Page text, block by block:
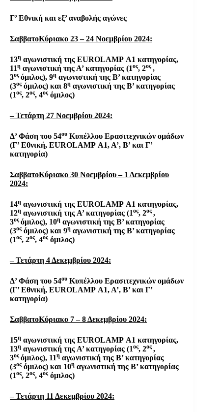
Γ’ Εθνική και εξ’ αναβολής αγώνες
ΣαββατοΚύριακο 23 – 24 Νοεμβρίου 2024:
13η αγωνιστική της EUROLAMP Α1 κατηγορίας,
11η αγωνιστική της Α’ κατηγορίας (1ος, 2ος ,
3ος όμιλος), 9η αγωνιστική της Β’ κατηγορίας
(3ος όμιλος) και 8η αγωνιστική της Β’ κατηγορίας
(1ος, 2ος, 4ος όμιλος)
– Τετάρτη 27 Νοεμβρίου 2024:
Δ’ Φάση του 54ου Κυπέλλου Ερασιτεχνικών ομάδων
(Γ’ Εθνική, EUROLAMP Α1, Α’, Β’ και Γ’
κατηγορία)
ΣαββατοΚύριακο 30 Νοεμβρίου – 1 Δεκεμβρίου
2024:
14η αγωνιστική της EUROLAMP Α1 κατηγορίας,
12η αγωνιστική της Α’ κατηγορίας (1ος, 2ος ,
3ος όμιλος), 10η αγωνιστική της Β’ κατηγορίας
(3ος όμιλος) και 9η αγωνιστική της Β’ κατηγορίας
(1ος, 2ος, 4ος όμιλος)
– Τετάρτη 4 Δεκεμβρίου 2024:
Δ’ Φάση του 54ου Κυπέλλου Ερασιτεχνικών ομάδων
(Γ’ Εθνική, EUROLAMP Α1, Α’, Β’ και Γ’
κατηγορία)
ΣαββατοΚύριακο 7 – 8 Δεκεμβρίου 2024:
15η αγωνιστική της EUROLAMP Α1 κατηγορίας,
13η αγωνιστική της Α’ κατηγορίας (1ος, 2ος ,
3ος όμιλος), 11η αγωνιστική της Β’ κατηγορίας
(3ος όμιλος) και 10η αγωνιστική της Β’ κατηγορίας
(1ος, 2ος, 4ος όμιλος)
– Τετάρτη 11 Δεκεμβρίου 2024: